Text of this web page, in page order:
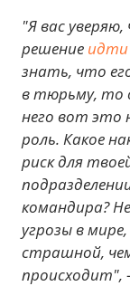
"Я вас
решение
знать, что
в тюрьму, то
него вот это
роль. Какое
риск для
командира?
угрозы в
страшной,
происходит",